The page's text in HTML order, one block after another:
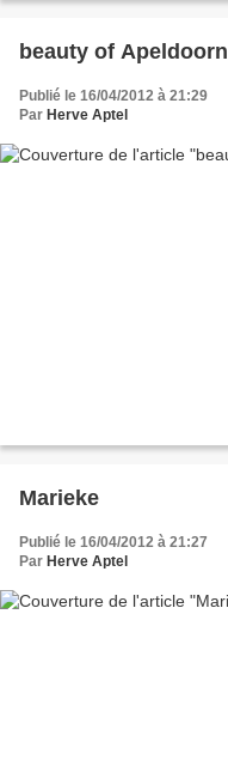
beauty of Apeldoorn
Publié le 16/04/2012 à 21:29
Par Herve Aptel
Marieke
Publié le 16/04/2012 à 21:27
Par Herve Aptel